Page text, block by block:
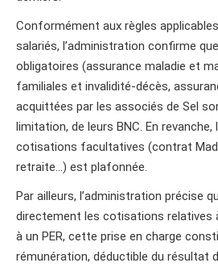
Conformément aux règles
salariés, l’administration confirme
obligatoires (assurance maladie et
familiales et invalidité-décès,
acquittées par les associés de Sel
limitation, de leurs BNC. En
cotisations facultatives (contrat
retraite…) est plafonnée.
Par ailleurs, l’administration précise
directement les cotisations relatives
à un PER, cette prise en charge
rémunération, déductible du résultat